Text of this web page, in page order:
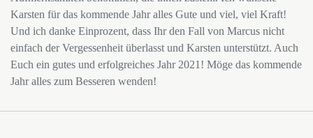
Karsten für das kommende Jahr alles Gute und viel, viel Kraft!
Und ich danke Einprozent, dass Ihr den Fall von Marcus nicht
einfach der Vergessenheit überlasst und Karsten unterstützt. Auch
Euch ein gutes und erfolgreiches Jahr 2021! Möge das kommende
Jahr alles zum Besseren wenden!